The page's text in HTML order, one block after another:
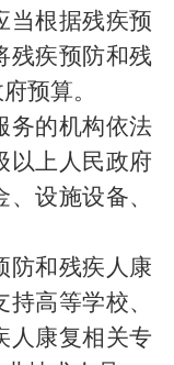
根据残疾预
残疾预防和残
预算。
务的机构依法
以上人民政府
设施设备、
和残疾人康
高等学校、
人康复相关专